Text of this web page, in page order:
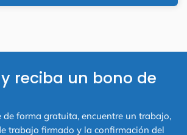
reciba un bono de
de forma gratuita, encuentre un trabajo,
trabajo firmado y la confirmación del